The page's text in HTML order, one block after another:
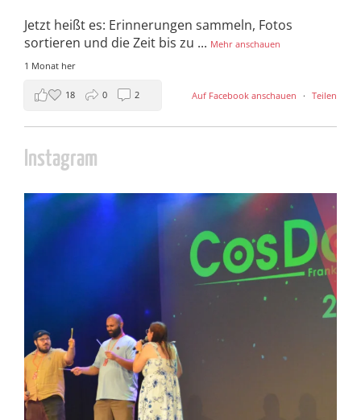
Jetzt heißt es: Erinnerungen sammeln, Fotos
sortieren und die Zeit bis zu ... Mehr anschauen
1 Monat her
Auf Facebook anschauen · Teilen
18 0 2
Instagram
cosday
Juli 5
133 25